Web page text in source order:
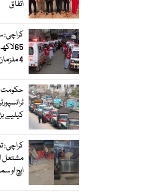
اتفاق
کراچی:
4 ملزمان کیخلاف درج
حکومت
کیلیے
کراچی:
مشتعل
ایچ او